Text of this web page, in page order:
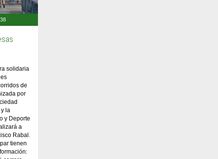
solidaria
de
por
la
y Deporte
a
Rabal.
tienen